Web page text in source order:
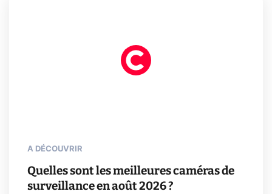
A DÉCOUVRIR
Quelles sont les meilleures caméras de
surveillance en août 2026 ?